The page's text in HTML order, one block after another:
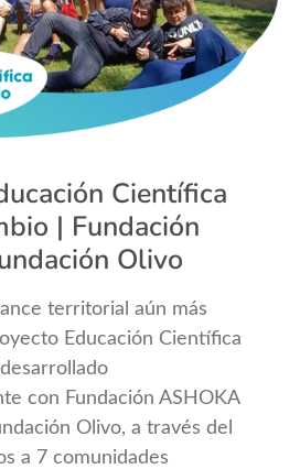
Científica
| Fundación
Olivo
territorial aún más
Educación Científica
con Fundación ASHOKA
Olivo, a través del
a 7 comunidades